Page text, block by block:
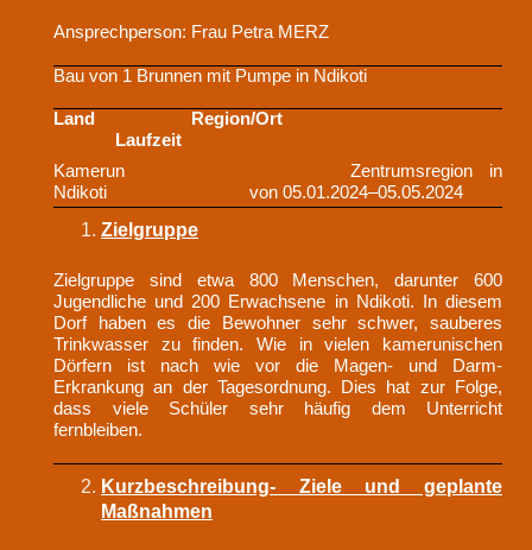
Ansprechperson: Frau Petra MERZ
Bau von 1 Brunnen mit Pumpe in Ndikoti
Land Region/Ort
Laufzeit
Kamerun Zentrumsregion in
Ndikoti von 05.01.2024–05.05.2024
Zielgruppe
Zielgruppe sind etwa 800 Menschen, darunter 600
Jugendliche und 200 Erwachsene in Ndikoti. In diesem
Dorf haben es die Bewohner sehr schwer, sauberes
Trinkwasser zu finden. Wie in vielen kamerunischen
Dörfern ist nach wie vor die Magen- und Darm-
Erkrankung an der Tagesordnung. Dies hat zur Folge,
dass viele Schüler sehr häufig dem Unterricht
fernbleiben.
Kurzbeschreibung- Ziele und geplante
Maßnahmen